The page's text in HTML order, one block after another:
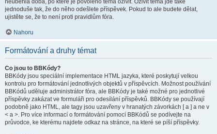
neuběhla doba, po které je povoleno téma oživit. Oživit téma jde také
jednoduše tak, že do něho odešlete příspěvek. Pokud to ale budete dělat,
ujistěte se, že to není proti pravidlům fóra.
Nahoru
Formátování a druhy témat
Co jsou to BBKódy?
BBKódy jsou speciální implementace HTML jazyka, které poskytují velkou
kontrolu pro formátování jednotlivých objektů v příspěvcích. Možnost používání
BBKódů uděluje administrátor fóra, ale BBKódy je také možné pro jednotlivé
příspěvky zakázat ve formuláři pro odesílání příspěvků. BBKódy se používají
podobně jako HTML, ale tagy jsou uzavřeny v hranatých závorkách [ a ] a ne v
< a >. Pro více informací o formátování pomocí BBKódů se podívejte na
průvodce, ke kterému najdete odkaz na stránce, na které se píší příspěvky.